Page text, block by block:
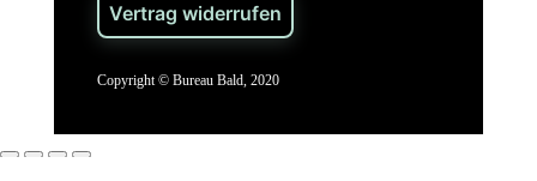
Vertrag widerrufen
Copyright © Bureau Bald, 2020